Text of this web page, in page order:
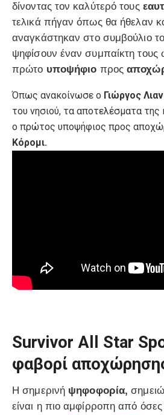
δίνοντας τον καλύτερό τους
τελικά πήγαν όπως θα ήθελαν
αναγκάστηκαν στο συμβούλιο
ψηφίσουν έναν συμπαίκτη τους
πρώτο υποψήφιο προς
Όπως ανακοίνωσε ο Γιώργος
του νησιού, τα αποτελέσματα
ο πρώτος υποψήφιος προς
Κόρομι.
Survivor All Star
φαβορί
Η σημερινή ψηφοφορία,
είναι η πιο αμφίρροπη από όσες